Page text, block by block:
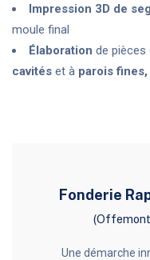
Impression 3D de
moule final
Élaboration de pièces
cavités et à parois
Fonderie
Une démarche